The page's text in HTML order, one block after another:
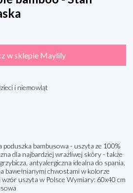
w sklepie Maylily
i niemowląt
poduszka bambusowa - uszyta ze 100%
dla najbardziej wrażliwej skóry - także
antyalergiczna idealna do spania,
bawełnianymi chwostami w kolorze
uszyta w Polsce Wymiary: 60x40 cm